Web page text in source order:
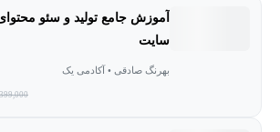
آموزش جامع تولید و سئو
سایت
بهرنگ صادقی • آکادمی یک